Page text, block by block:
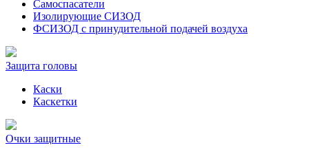
Самоспасатели
Изолирующие СИЗОД
ФСИЗОД с принудительной подачей воздуха
Защита головы
Каски
Каскетки
Очки защитные